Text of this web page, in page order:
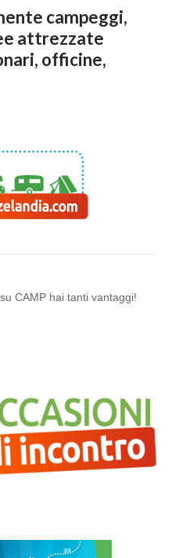
campeggi,
attrezzate
officine,
su CAMP hai tanti vantaggi!